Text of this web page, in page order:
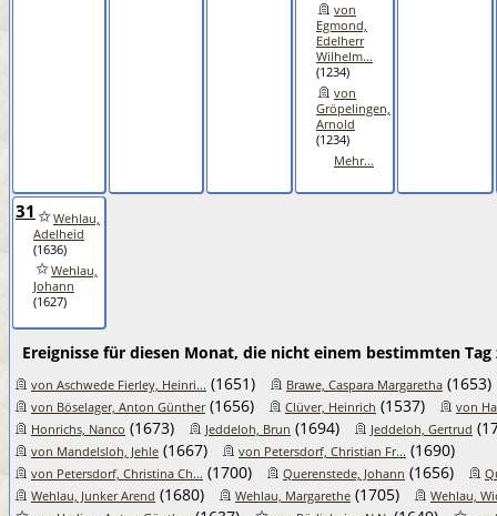
von
Egmond,
Edelherr
Wilhelm...
(1234)
von
Gröpelingen,
Arnold
(1234)
Mehr...
31
Wehlau,
Adelheid
(1636)
Wehlau,
Johann
(1627)
Ereignisse für diesen Monat, die nicht einem bestimmten
von Aschwede Fierley, Heinri... (1651) Brawe, Caspara Margaretha (1653)
von Böselager, Anton Günther(1656) Clüver, Heinrich (1537)
von
Honrichs, Nanco (1673) Jeddeloh, Brun (1694) Jeddeloh, Gertrud
von Mandelsloh, Jehle (1667) von Petersdorf, Christian Fr... (1690)
von Petersdorf, Christina Ch... (1700) Querenstede, Johann (1656)
Wehlau, Junker Arend (1680) Wehlau, Margarethe (1705)
Wehlau,